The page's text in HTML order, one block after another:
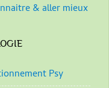
& aller mieux
Psy